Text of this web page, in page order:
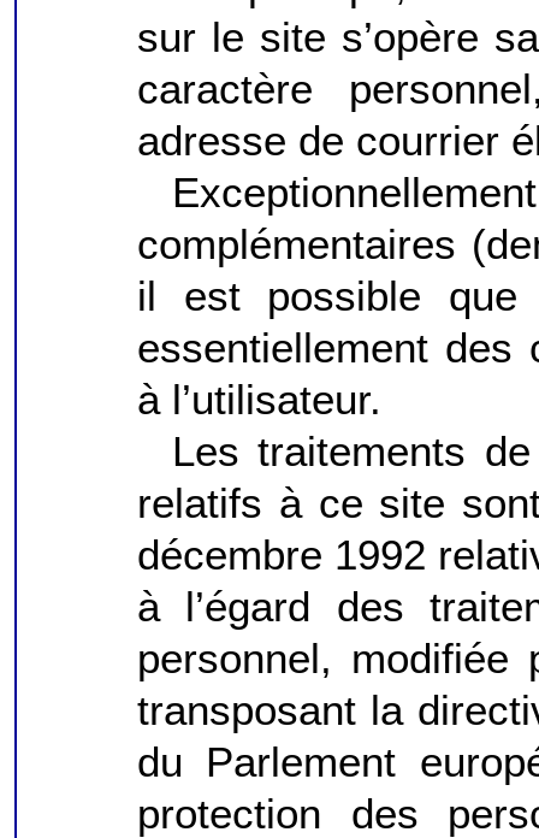
sur le site s’opère
caractère
adresse de courrier
complémentaires
il est possible que
essentiellement des
à l’utilisateur.
Les traitements
relatifs à ce site
décembre 1992
à l’égard des
personnel,
transposant la
du Parlement
protection des